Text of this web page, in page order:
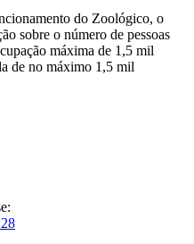
do Zoológico, o
sobre o número de pessoas
máxima de 1,5 mil
de no máximo 1,5 mil